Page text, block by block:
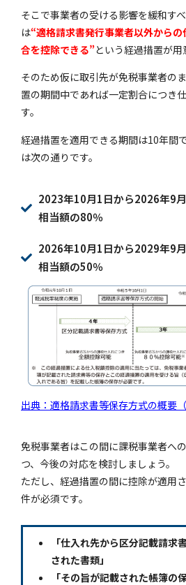
そこで事業者の受ける影響を緩和す
は“適格請求書発行事業者以外から
合を控除できる”という経過措置が用
そのため仮に取引先が免税事業者の
置の期間中であれば一定割合につき
す。
経過措置を適用できる期間は10年間
は次の通りです。
2023年10月1日から2026年9
相当額の80％
2026年10月1日から2029年9
相当額の50％
出典：適格請求書等保存方式の概要
免税事業者はこの間に課税事業者へ
つ、今後の対応を検討しましょう。
ただし、経過措置の間に控除が適用
件が必須です。
「仕入れ先から区分記載請求
された書類」
「その旨が記載された帳簿の保